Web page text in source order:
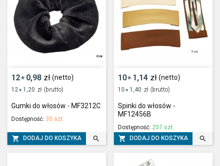
12* 0,98 zł (netto)
12* 1,20 zł (brutto)
Gumki do włosów - MF3212C
Dostępność: 35 szt.
 DODAJ DO KOSZYKA 
10* 1,14 zł (netto)
10 * 1,40 zł (brutto)
Spinki do włosów -
MF12456B
Dostępność: 257 szt.
 DODAJ DO KOSZYKA 